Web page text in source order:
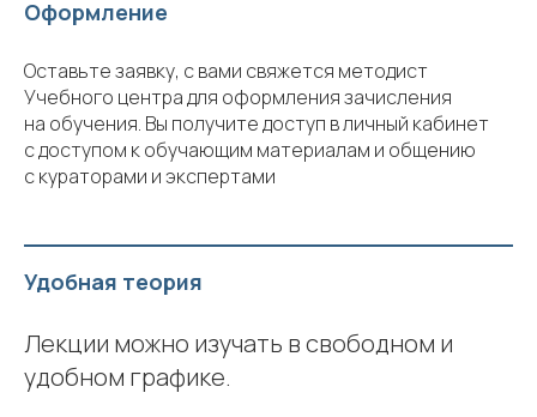
Оформление
Оставьте заявку, с вами свяжется методист
Учебного центра для оформления зачисления
на обучения. Вы получите доступ в личный кабинет
с доступом к обучающим материалам и общению
с кураторами и экспертами
Удобная теория
Лекции можно изучать в свободном и
удобном графике.